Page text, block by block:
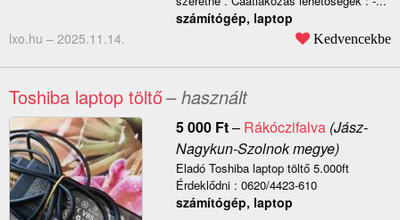
számítógép, laptop
lxo.hu – 2025.11.14. Kedvencekbe
Toshiba laptop töltő– használt
5 000 Ft– Rákóczifalva(Jász-
Nagykun-Szolnok megye)
Eladó Toshiba laptop töltő 5.000ft
Érdeklődni : 0620/4423-610
számítógép, laptop